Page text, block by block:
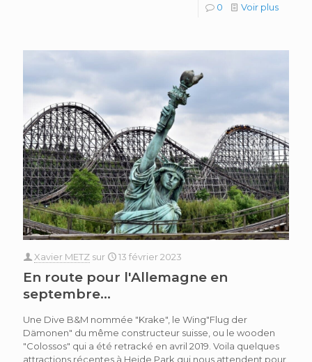
0 Voir plus
Xavier METZ sur 13 février 2023
En route pour l'Allemagne en
septembre…
Une Dive B&M nommée "Krake", le Wing"Flug der
Dämonen" du même constructeur suisse, ou le wooden
"Colossos" qui a été retracké en avril 2019. Voila quelques
attractions récentes à Heide Park qui nous attendent pour